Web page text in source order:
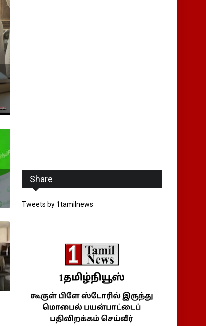
Share
Tweets by 1tamilnews